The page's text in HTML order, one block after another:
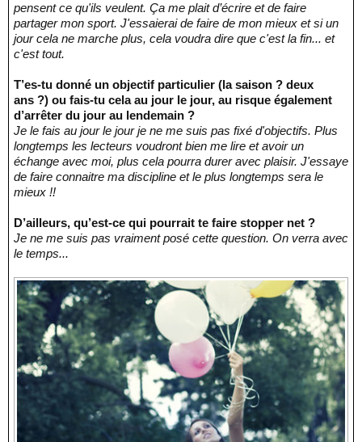
pensent ce qu'ils veulent. Ça me plait d’écrire et de faire
partager mon sport. J'essaierai de faire de mon mieux et si un
jour cela ne marche plus, cela voudra dire que c'est la fin... et
c'est tout.
T’es-tu donné un objectif particulier (la saison ? deux
ans ?) ou fais-tu cela au jour le jour, au risque également
d’arrêter du jour au lendemain ?
Je le fais au jour le jour je ne me suis pas fixé d'objectifs. Plus
longtemps les lecteurs voudront bien me lire et avoir un
échange avec moi, plus cela pourra durer avec plaisir. J'essaye
de faire connaitre ma discipline et le plus longtemps sera le
mieux !!
D’ailleurs, qu’est-ce qui pourrait te faire stopper net ?
Je ne me suis pas vraiment posé cette question. On verra avec
le temps...